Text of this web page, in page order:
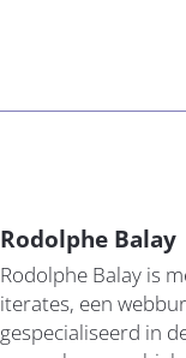
Rodolphe Balay
Rodolphe Balay is
iterates, een
gespecialiseerd in